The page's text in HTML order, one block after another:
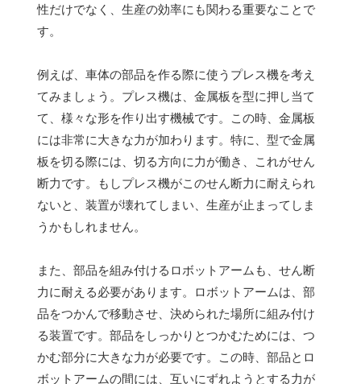
性だけでなく、生産の効率にも関わる重要なことで
す。
例えば、車体の部品を作る際に使うプレス機を考え
てみましょう。プレス機は、金属板を型に押し当て
て、様々な形を作り出す機械です。この時、金属板
には非常に大きな力が加わります。特に、型で金属
板を切る際には、切る方向に力が働き、これがせん
断力です。もしプレス機がこのせん断力に耐えられ
ないと、装置が壊れてしまい、生産が止まってしま
うかもしれません。
また、部品を組み付けるロボットアームも、せん断
力に耐える必要があります。ロボットアームは、部
品をつかんで移動させ、決められた場所に組み付け
る装置です。部品をしっかりとつかむためには、つ
かむ部分に大きな力が必要です。この時、部品とロ
ボットアームの間には、互いにずれようとする力が